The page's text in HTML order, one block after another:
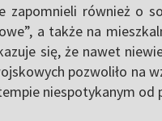
zapomnieli również o
a także na
się, że nawet
pozwoliło na
niespotykanym od